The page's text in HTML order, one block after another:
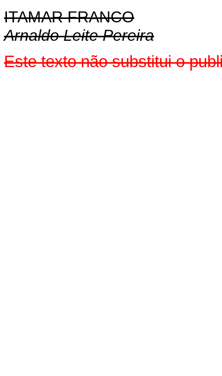
ITAMAR FRANCO
Arnaldo Leite Pereira
Este texto não substitui o